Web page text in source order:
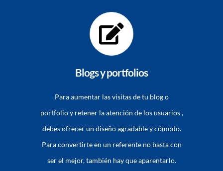
Blogs y portfolios
Para aumentar las visitas de tu blog o
portfolio y retener la atención de los usuarios ,
debes ofrecer un diseño agradable y cómodo.
Para convertirte en un referente no basta con
ser el mejor, también hay que aparentarlo.